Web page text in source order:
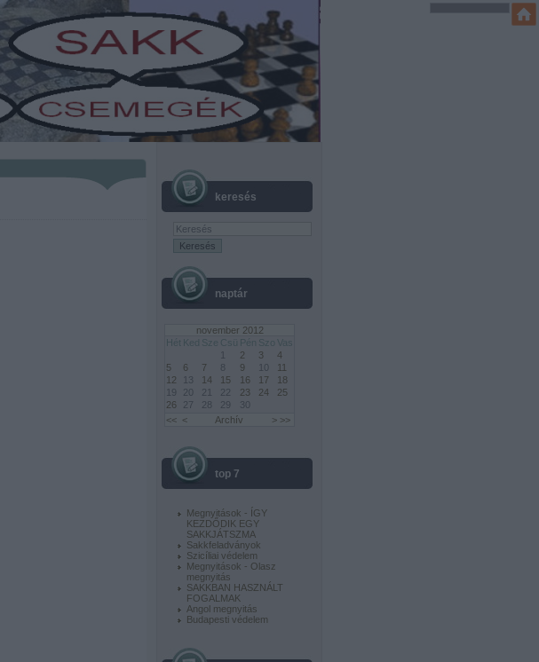
keresés
naptár
november 2012
Hét Ked Sze Csü Pén Szo Vas
<< < Archív > >>
2 3
4
5
6 7 8 9 10
11
12
13 14 15 16 17
18
19
20 21 22 23 24
25
26
27 28 29 30
top 7
Megnyitások - ÍGY
KEZDŐDIK EGY
SAKKJÁTSZMA
Sakkfeladványok
Szicíliai védelem
Megnyitások - Olasz
megnyitás
SAKKBAN HASZNÁLT
FOGALMAK
Angol megnyitás
Budapesti védelem